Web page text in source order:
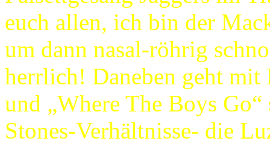
euch allen, ich bin der
um dann nasal-röhrig
herrlich! Daneben geht mit
und „Where The Boys
Stones-Verhältnisse- die